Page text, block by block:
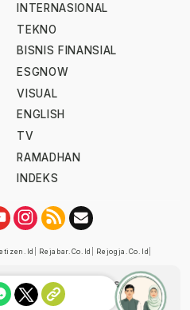
INTERNASIONAL
TEKNO
BISNIS FINANSIAL
ESGNOW
VISUAL
ENGLISH
TV
RAMADHAN
INDEKS
Rejabar.co.id Rejogja.co.id
oleh Dewan Pers
Verifikasi/K/XII/2022